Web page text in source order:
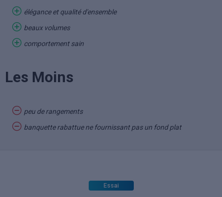
élégance et qualité d'ensemble
beaux volumes
comportement sain
Les Moins
peu de rangements
banquette rabattue ne fournissant pas un fond plat
Essai